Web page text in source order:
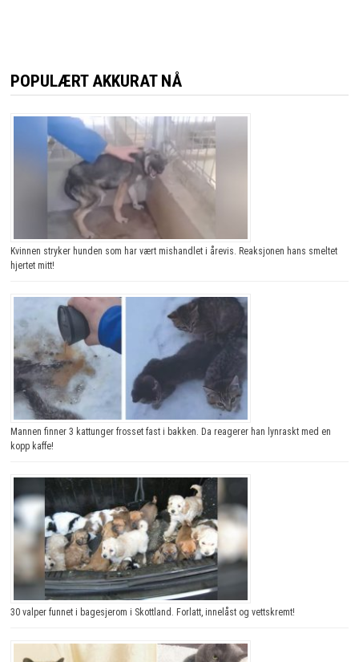
POPULÆRT AKKURAT NÅ
Kvinnen stryker hunden som har vært mishandlet i årevis. Reaksjonen hans smeltet
hjertet mitt!
Mannen finner 3 kattunger frosset fast i bakken. Da reagerer han lynraskt med en
kopp kaffe!
30 valper funnet i bagesjerom i Skottland. Forlatt, innelåst og vettskremt!